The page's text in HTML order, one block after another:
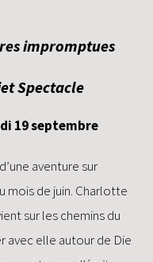
impromptues
Spectacle
19 septembre
aventure sur
mois de juin. Charlotte
sur les chemins du
avec elle autour de Die